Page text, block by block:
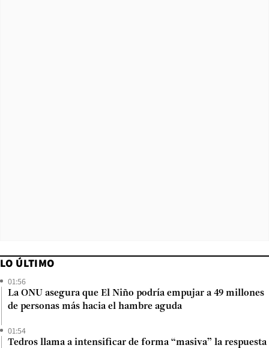
LO ÚLTIMO
01:56
La ONU asegura que El Niño podría empujar a 49 millones
de personas más hacia el hambre aguda
01:54
Tedros llama a intensificar de forma “masiva” la respuesta